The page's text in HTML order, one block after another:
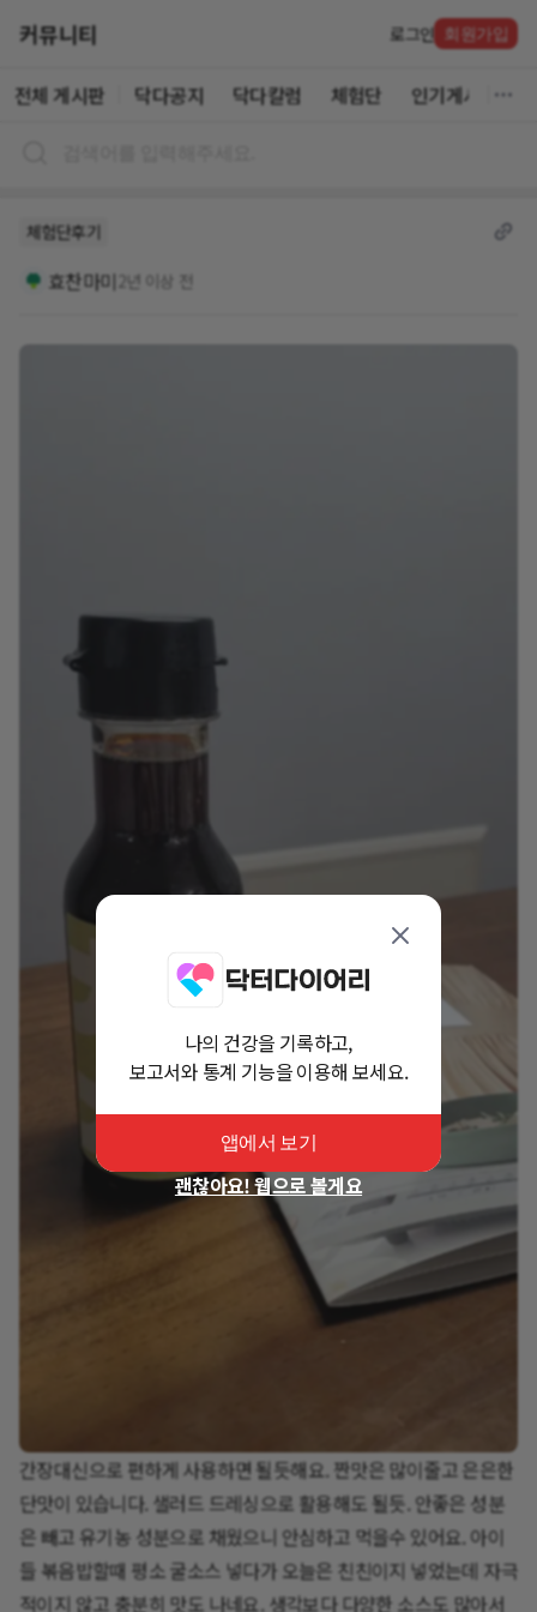
커뮤니티 로그인 회원가입
전체 게시판 닥다공지 닥다칼럼 체험단 인기게시글
체험단후기
효찬마미2년 이상 전
간장대신으로 편하게 사용하면 될듯해요. 짠맛은 많이줄고 은은한
단맛이 있습니다. 샐러드 드레싱으로 활용해도 될듯. 안좋은 성분
은 빼고 유기농 성분으로 채웠으니 안심하고 먹을수 있어요. 아이
들 볶음밥할때 평소 굴소스 넣다가 오늘은 친친이지 넣었는데 자극
적이지 않고 충분히 맛도 나네요. 생각보다 다양한 소스도 많아서
나의 건강을 기록하고,
보고서와 통계 기능을 이용해 보세요.
앱에서 보기
괜찮아요! 웹으로 볼게요